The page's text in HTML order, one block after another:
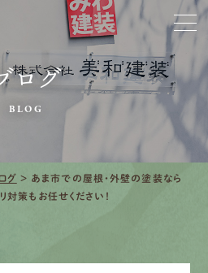
ログ
BLOG
グ > あま市での屋根・外壁の塗装なら
対策もお任せください！